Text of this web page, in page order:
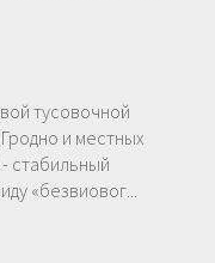
тусовочной
и местных
стабильный
«безвиовог...